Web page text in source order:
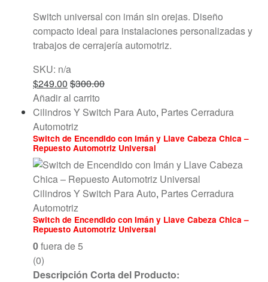
Switch universal con imán sin orejas. Diseño
compacto ideal para instalaciones personalizadas y
trabajos de cerrajería automotriz.
SKU: n/a
$249.00 $300.00
Añadir al carrito
Cilindros Y Switch Para Auto, Partes Cerradura
Automotriz
Switch de Encendido con Imán y Llave Cabeza Chica –
Repuesto Automotriz Universal
Cilindros Y Switch Para Auto, Partes Cerradura
Automotriz
Switch de Encendido con Imán y Llave Cabeza Chica –
Repuesto Automotriz Universal
0fuera de 5
(0)
Descripción Corta del Producto: